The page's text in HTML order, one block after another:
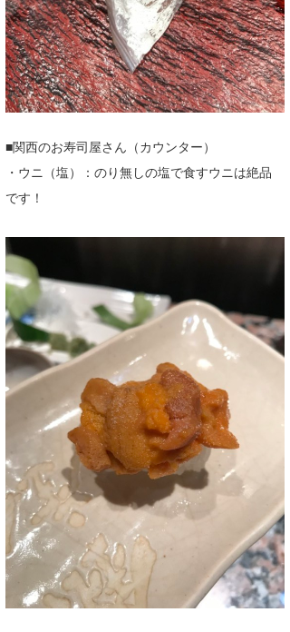
■関西のお寿司屋さん（カウンター）
・ウニ（塩）：のり無しの塩で食すウニは絶品
です！